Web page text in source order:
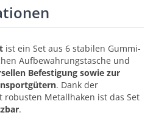
ist ein Set aus 6 stabilen Gummi-
Aufbewahrungstasche und
Befestigung sowie zur
. Dank der
robusten Metallhaken ist das Set
.